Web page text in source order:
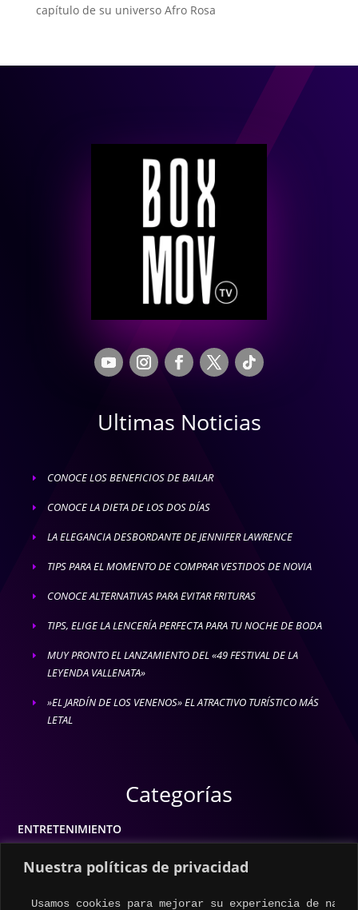
Nuestra políticas de privacidad
Usamos cookies para mejorar su experiencia de
capítulo de su universo Afro Rosa
Ultimas Noticias
E CONOCE LOS BENEFICIOS DE BAILAR
E CONOCE LA DIETA DE LOS DOS DÍAS
E LA ELEGANCIA DESBORDANTE DE JENNIFER LAWRENCE
E TIPS PARA EL MOMENTO DE COMPRAR VESTIDOS DE NOVIA
E CONOCE ALTERNATIVAS PARA EVITAR FRITURAS
E TIPS, ELIGE LA LENCERÍA PERFECTA PARA TU NOCHE DE BODA
E
MUY PRONTO EL LANZAMIENTO DEL «49 FESTIVAL DE LA
LEYENDA VALLENATA»
E
»EL JARDÍN DE LOS VENENOS» EL ATRACTIVO TURÍSTICO MÁS
LETAL
Categorías
ENTRETENIMIENTO